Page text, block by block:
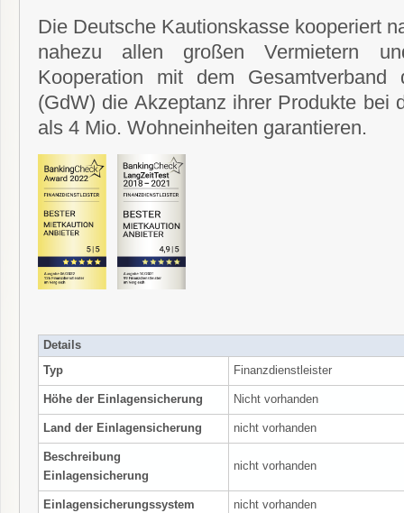
Die Deutsche Kautionskasse kooperiert
nahezu allen großen Vermietern
Kooperation mit dem Gesamtverband
(GdW) die Akzeptanz ihrer Produkte bei
als 4 Mio. Wohneinheiten garantieren.
Details
Typ
Finanzdienstleister
Höhe der Einlagensicherung Nicht vorhanden
Land der Einlagensicherung nicht vorhanden
Beschreibung
Einlagensicherung
nicht vorhanden
Einlagensicherungssystem nicht vorhanden